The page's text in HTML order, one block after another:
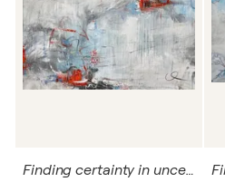
Finding certainty in uncertainty II